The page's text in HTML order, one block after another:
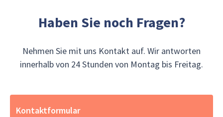
Haben Sie noch Fragen?
Nehmen Sie mit uns Kontakt auf. Wir antworten
innerhalb von 24 Stunden von Montag bis Freitag.
Kontaktformular